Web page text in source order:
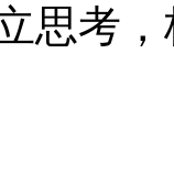
思考